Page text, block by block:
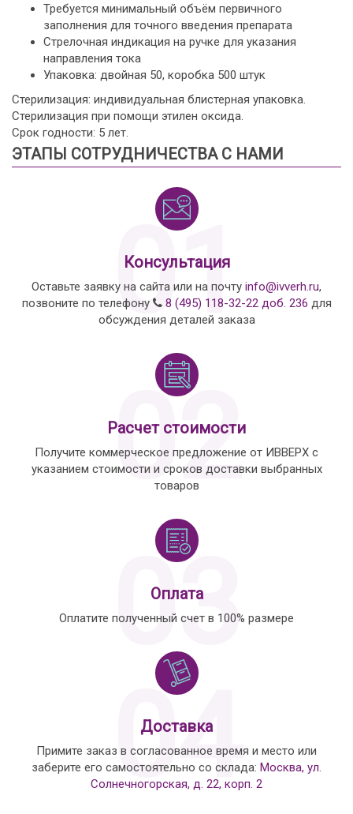
Требуется минимальный объём первичного
заполнения для точного введения препарата
Стрелочная индикация на ручке для указания
направления тока
Упаковка: двойная 50, коробка 500 штук
Стерилизация: индивидуальная блистерная упаковка.
Стерилизация при помощи этилен оксида.
Срок годности: 5 лет.
ЭТАПЫ СОТРУДНИЧЕСТВА С НАМИ
01
Консультация
Оставьте заявку на сайта или на почту info@ivverh.ru,
позвоните по телефону
8 (495) 118-32-22 доб. 236 для
обсуждения деталей заказа
02
Расчет стоимости
Получите коммерческое предложение от ИВВЕРХ с
указанием стоимости и сроков доставки выбранных
товаров
03
Оплата
Оплатите полученный счет в 100% размере
04
Доставка
Примите заказ в согласованное время и место или
заберите его самостоятельно со склада: Москва, ул.
Солнечногорская, д. 22, корп. 2